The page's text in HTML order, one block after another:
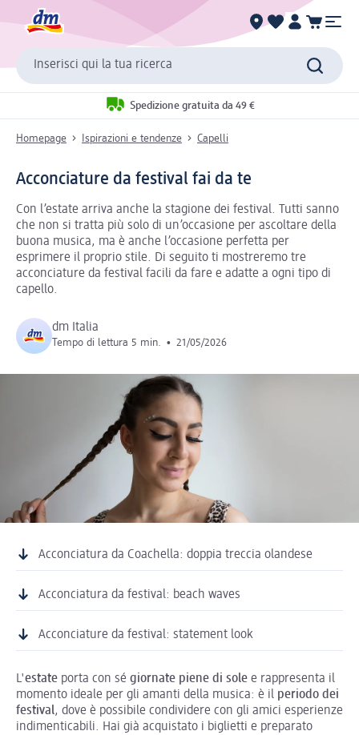
Inserisci qui la tua ricerca
Spedizione gratuita da 49 €
Homepage Ispirazioni e tendenze Capelli
Acconciature da festival fai da te
Con l’estate arriva anche la stagione dei festival. Tutti sanno
che non si tratta più solo di un’occasione per ascoltare della
buona musica, ma è anche l’occasione perfetta per
esprimere il proprio stile. Di seguito ti mostreremo tre
acconciature da festival facili da fare e adatte a ogni tipo di
capello.
dm Italia
Tempo di lettura 5 min. • 21/05/2026
Acconciatura da Coachella: doppia treccia olandese
Acconciatura da festival: beach waves
Acconciature da festival: statement look
L'estate porta con sé giornate piene di sole e rappresenta il
momento ideale per gli amanti della musica: è il periodo dei
festival, dove è possibile condividere con gli amici esperienze
indimenticabili. Hai già acquistato i biglietti e preparato